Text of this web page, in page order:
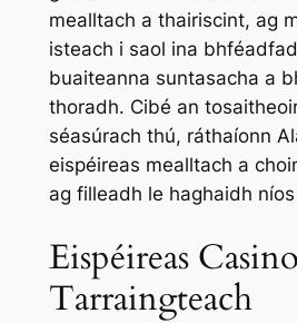
mealltach a thairiscint, ag
isteach i saol ina
buaiteanna suntasacha a
thoradh. Cibé an
séasúrach thú, ráthaíonn
eispéireas mealltach a
ag filleadh le haghaidh
Eispéireas
Tarraingteach